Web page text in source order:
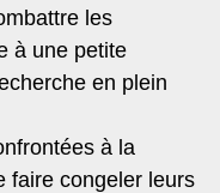
les
à une petite
en plein
à la
faire congeler leurs